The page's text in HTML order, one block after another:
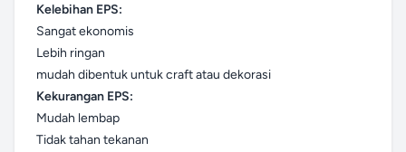
Kelebihan EPS:
Sangat ekonomis
Lebih ringan
mudah dibentuk untuk craft atau dekorasi
Kekurangan EPS:
Mudah lembap
Tidak tahan tekanan